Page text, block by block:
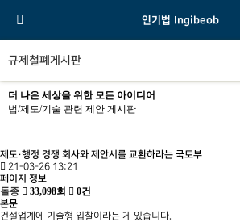
인기법 Ingibeob
규제철폐게시판
더 나은 세상을 위한 모든 아이디어
법/제도/기술 관련 제안 게시판
제도·행정 경쟁 회사와 제안서를 교환하라는 국토부
21-03-26 13:21
페이지 정보
돌종 33,098회 0건
본문
건설업계에 기술형 입찰이라는 게 있습니다.